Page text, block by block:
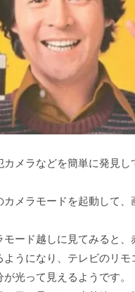
カメラなどを簡単に発見し
カメラモードを起動して、
モード越しに見てみると、
ようになり、テレビのリモ
光って見えるようです。